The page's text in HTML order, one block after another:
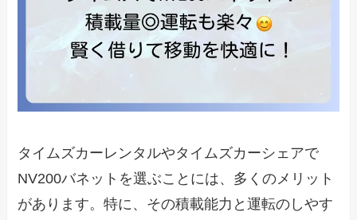
タイムズカーレンタルやタイムズカーシェアで
NV200バネットを選ぶことには、多くのメリット
があります。特に、その積載能力と運転のしやす